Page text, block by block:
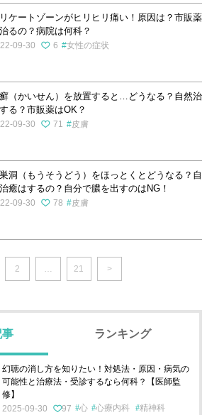
ケートゾーンがヒリヒリ痛い！原因は？市販薬
るの？病院は何科？
09-30 6 女性の症状
（かいせん）を放置すると…どうなる？自然治
る？市販薬はOK？
09-30 71 皮膚
洞（もうそうどう）をほっとくとどうなる？自
癒はするの？自分で膿を出すのはNG！
09-30 78 皮膚
2 … 21 >
事 ランキング
幻聴の消し方を知りたい！対処法・原因・病気の
可能性と治療法・受診するなら何科？【医師監
修】
2025-09-30
97 心 心療内科 精神科